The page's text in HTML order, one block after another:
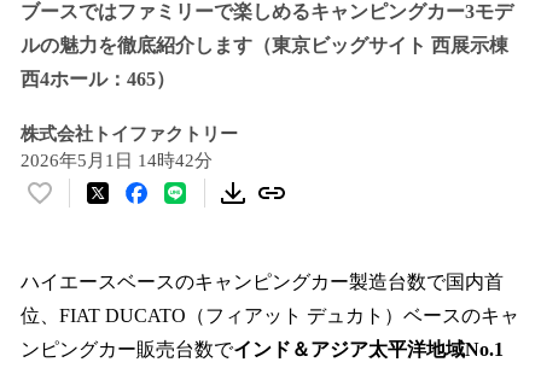
ブースではファミリーで楽しめるキャンピングカー3モデ
ルの魅力を徹底紹介します（東京ビッグサイト 西展示棟
西4ホール：465）
株式会社トイファクトリー
2026年5月1日 14時42分
い
！
を
読
ハイエースベースのキャンピングカー製造台数で国内首
位、FIAT DUCATO（フィアット デュカト）ベースのキャ
ンピングカー販売台数でインド＆アジア太平洋地域No.1